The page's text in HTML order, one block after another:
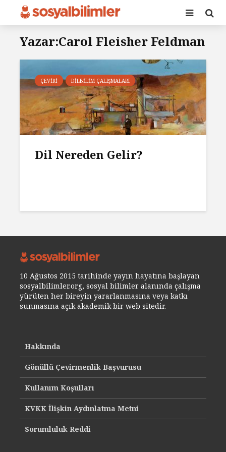
Yazar:Carol Fleisher Feldman
ÇEVIRI DILBILIM ÇALIŞMALARI
Dil Nereden Gelir?
10 Ağustos 2015 tarihinde yayın hayatına başlayan
sosyalbilimler.org, sosyal bilimler alanında çalışma
yürüten her bireyin yararlanmasına veya katkı
sunmasına açık akademik bir web sitedir.
Hakkında
Gönüllü Çevirmenlik Başvurusu
Kullanım Koşulları
KVKK İlişkin Aydınlatma Metni
Sorumluluk Reddi